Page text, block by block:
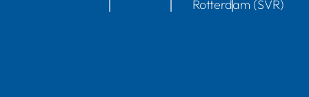
Rotterdam (SVR)